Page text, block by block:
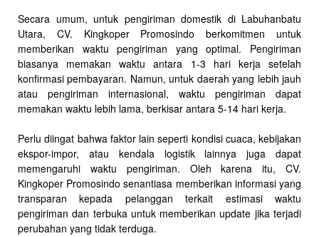
Secara umum, untuk pengiriman domestik di Labuhanbatu
Utara, CV. Kingkoper Promosindo berkomitmen untuk
memberikan waktu pengiriman yang optimal. Pengiriman
biasanya memakan waktu antara 1-3 hari kerja setelah
konfirmasi pembayaran. Namun, untuk daerah yang lebih jauh
atau pengiriman internasional, waktu pengiriman dapat
memakan waktu lebih lama, berkisar antara 5-14 hari kerja.
Perlu diingat bahwa faktor lain seperti kondisi cuaca, kebijakan
ekspor-impor, atau kendala logistik lainnya juga dapat
memengaruhi waktu pengiriman. Oleh karena itu, CV.
Kingkoper Promosindo senantiasa memberikan informasi yang
transparan kepada pelanggan terkait estimasi waktu
pengiriman dan terbuka untuk memberikan update jika terjadi
perubahan yang tidak terduga.